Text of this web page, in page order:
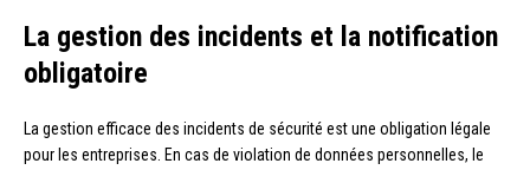
La gestion des incidents et la notification
obligatoire
La gestion efficace des incidents de sécurité est une obligation légale
pour les entreprises. En cas de violation de données personnelles, le